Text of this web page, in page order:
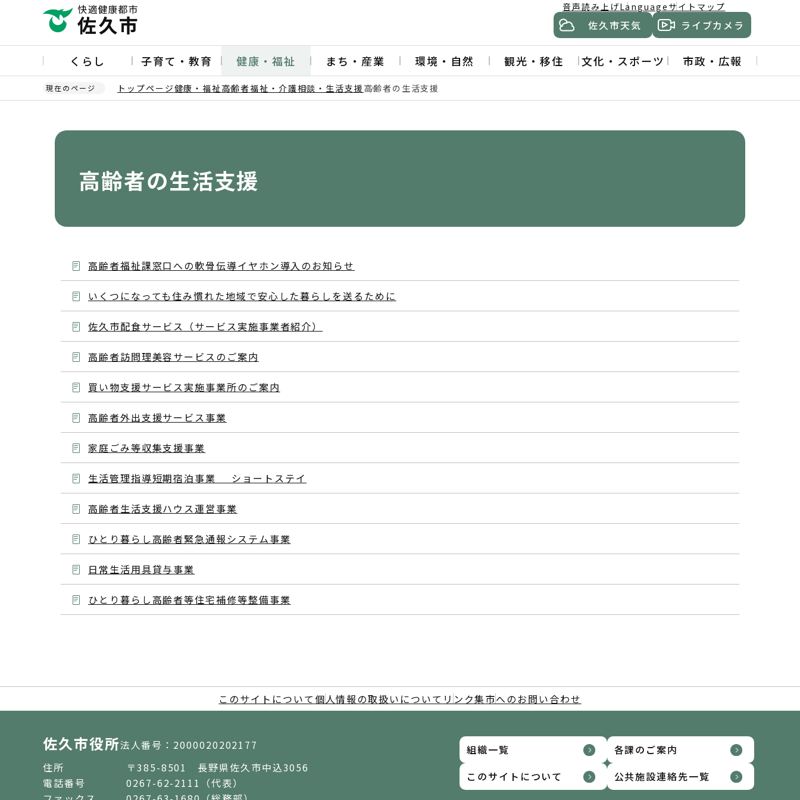
ー
の
音声読み上げLanguage サイトマップ
佐久市天気 ライブカメラ
くらし 子育て・教育 健康・福祉 まち・産業 環境・自然 観光・移住 文化・スポーツ 市政・広報
現在のページ トップページ健康・福祉高齢者福祉・介護相談・生活支援 高齢者の生活支援
高齢者の生活支援
高齢者福祉課窓口への軟骨伝導イヤホン導入のお知らせ
いくつになっても住み慣れた地域で安心した暮らしを送るために
佐久市配食サービス（サービス実施事業者紹介）
高齢者訪問理美容サービスのご案内
買い物支援サービス実施事業所のご案内
高齢者外出支援サービス事業
家庭ごみ等収集支援事業
生活管理指導短期宿泊事業 ショートステイ
高齢者生活支援ハウス運営事業
ひとり暮らし高齢者緊急通報システム事業
日常生活用具貸与事業
ひとり暮らし高齢者等住宅補修等整備事業
このサイトについて 個人情報の取扱いについて リンク集市へのお問い合わせ
佐久市役所法人番号：2000020202177
住所
〒385-8501 長野県佐久市中込3056
電話番号
0267-62-2111（代表）
組織一覧
各課のご案内
このサイトについて
公共施設連絡先一覧